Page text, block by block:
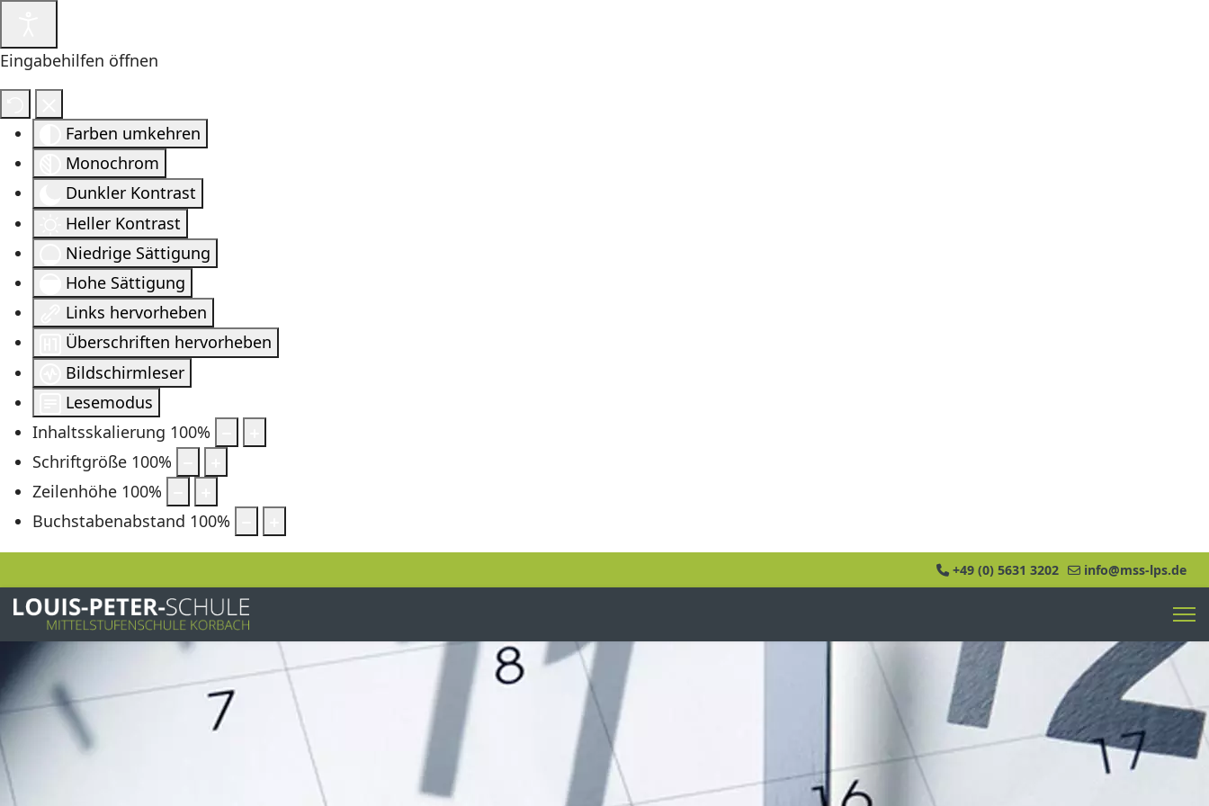
Eingabehilfen öffnen
Farben umkehren
Monochrom
Dunkler Kontrast
Heller Kontrast
Niedrige Sättigung
Hohe Sättigung
Links hervorheben
Überschriften hervorheben
Bildschirmleser
Lesemodus
Inhaltsskalierung 100%
Schriftgröße 100%
Zeilenhöhe 100%
Buchstabenabstand 100%
+49 (0) 5631 3202 info@mss-lps.de